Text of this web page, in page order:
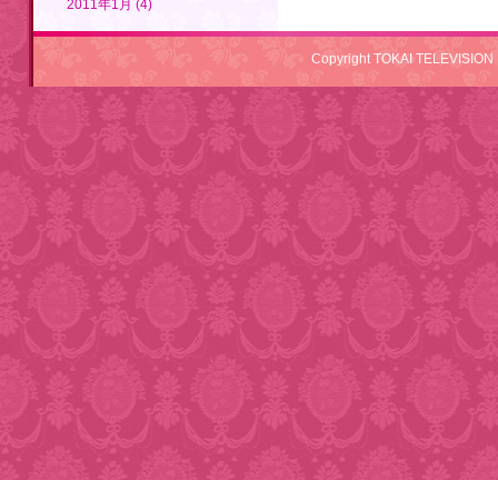
2011年1月 (4)
Copyright TOKAI